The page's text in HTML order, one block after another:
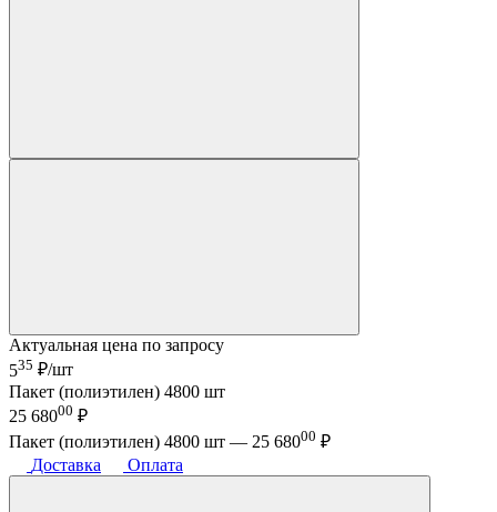
Актуальная цена по запросу
535 ₽/шт
Пакет (полиэтилен) 4800 шт
25 68000 ₽
Пакет (полиэтилен) 4800 шт — 25 68000 ₽
Доставка
Оплата